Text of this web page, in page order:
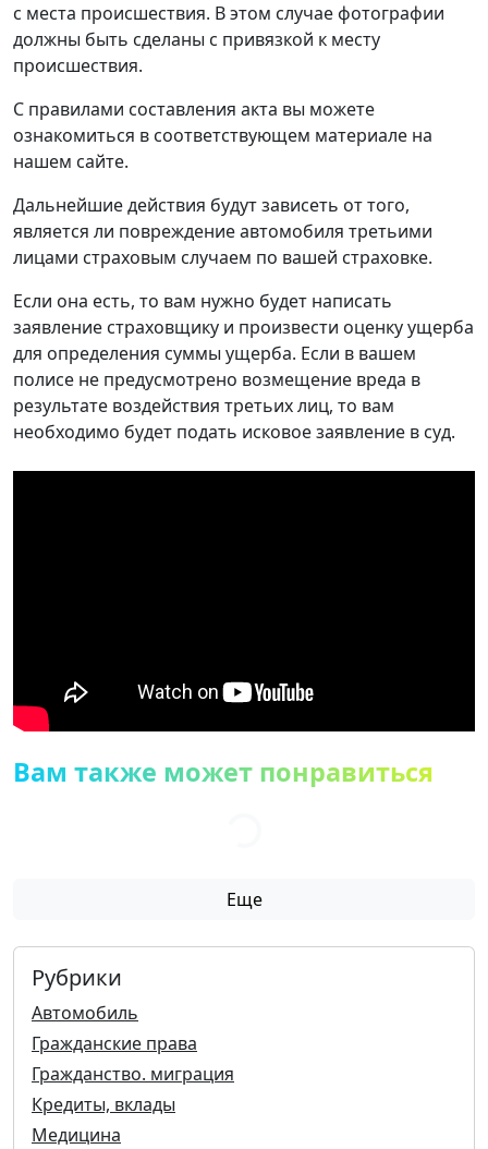
с места происшествия. В этом случае фотографии
должны быть сделаны с привязкой к месту
происшествия.
С правилами составления акта вы можете
ознакомиться в соответствующем материале на
нашем сайте.
Дальнейшие действия будут зависеть от того,
является ли повреждение автомобиля третьими
лицами страховым случаем по вашей страховке.
Если она есть, то вам нужно будет написать
заявление страховщику и произвести оценку ущерба
для определения суммы ущерба. Если в вашем
полисе не предусмотрено возмещение вреда в
результате воздействия третьих лиц, то вам
необходимо будет подать исковое заявление в суд.
Вам также может понравиться
Еще
Рубрики
Автомобиль
Гражданские права
Гражданство. миграция
Кредиты, вклады
Медицина